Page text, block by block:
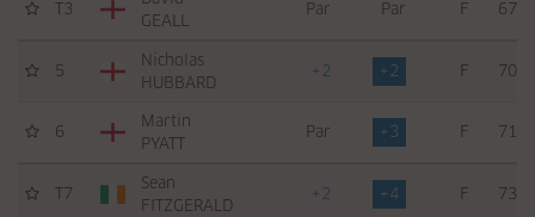
T3
GEALL
Par Par F 67
5
Nicholas
HUBBARD
+2 +2 F 70
6
Martin
PYATT
Par +3 F 71
T7
Sean
FITZGERALD
+2 +4 F 73